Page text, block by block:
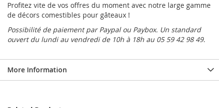
Profitez vite de vos offres du moment avec notre large gamme
de décors comestibles pour gâteaux !
Possibilité de paiement par Paypal ou Paybox. Un standard
ouvert du lundi au vendredi de 10h à 18h au 05 59 42 98 49.
More Information